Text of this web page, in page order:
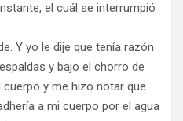
el cuál se interrumpió
Y yo le dije que tenía razón
y bajo el chorro de
y me hizo notar que
a mi cuerpo por el agua